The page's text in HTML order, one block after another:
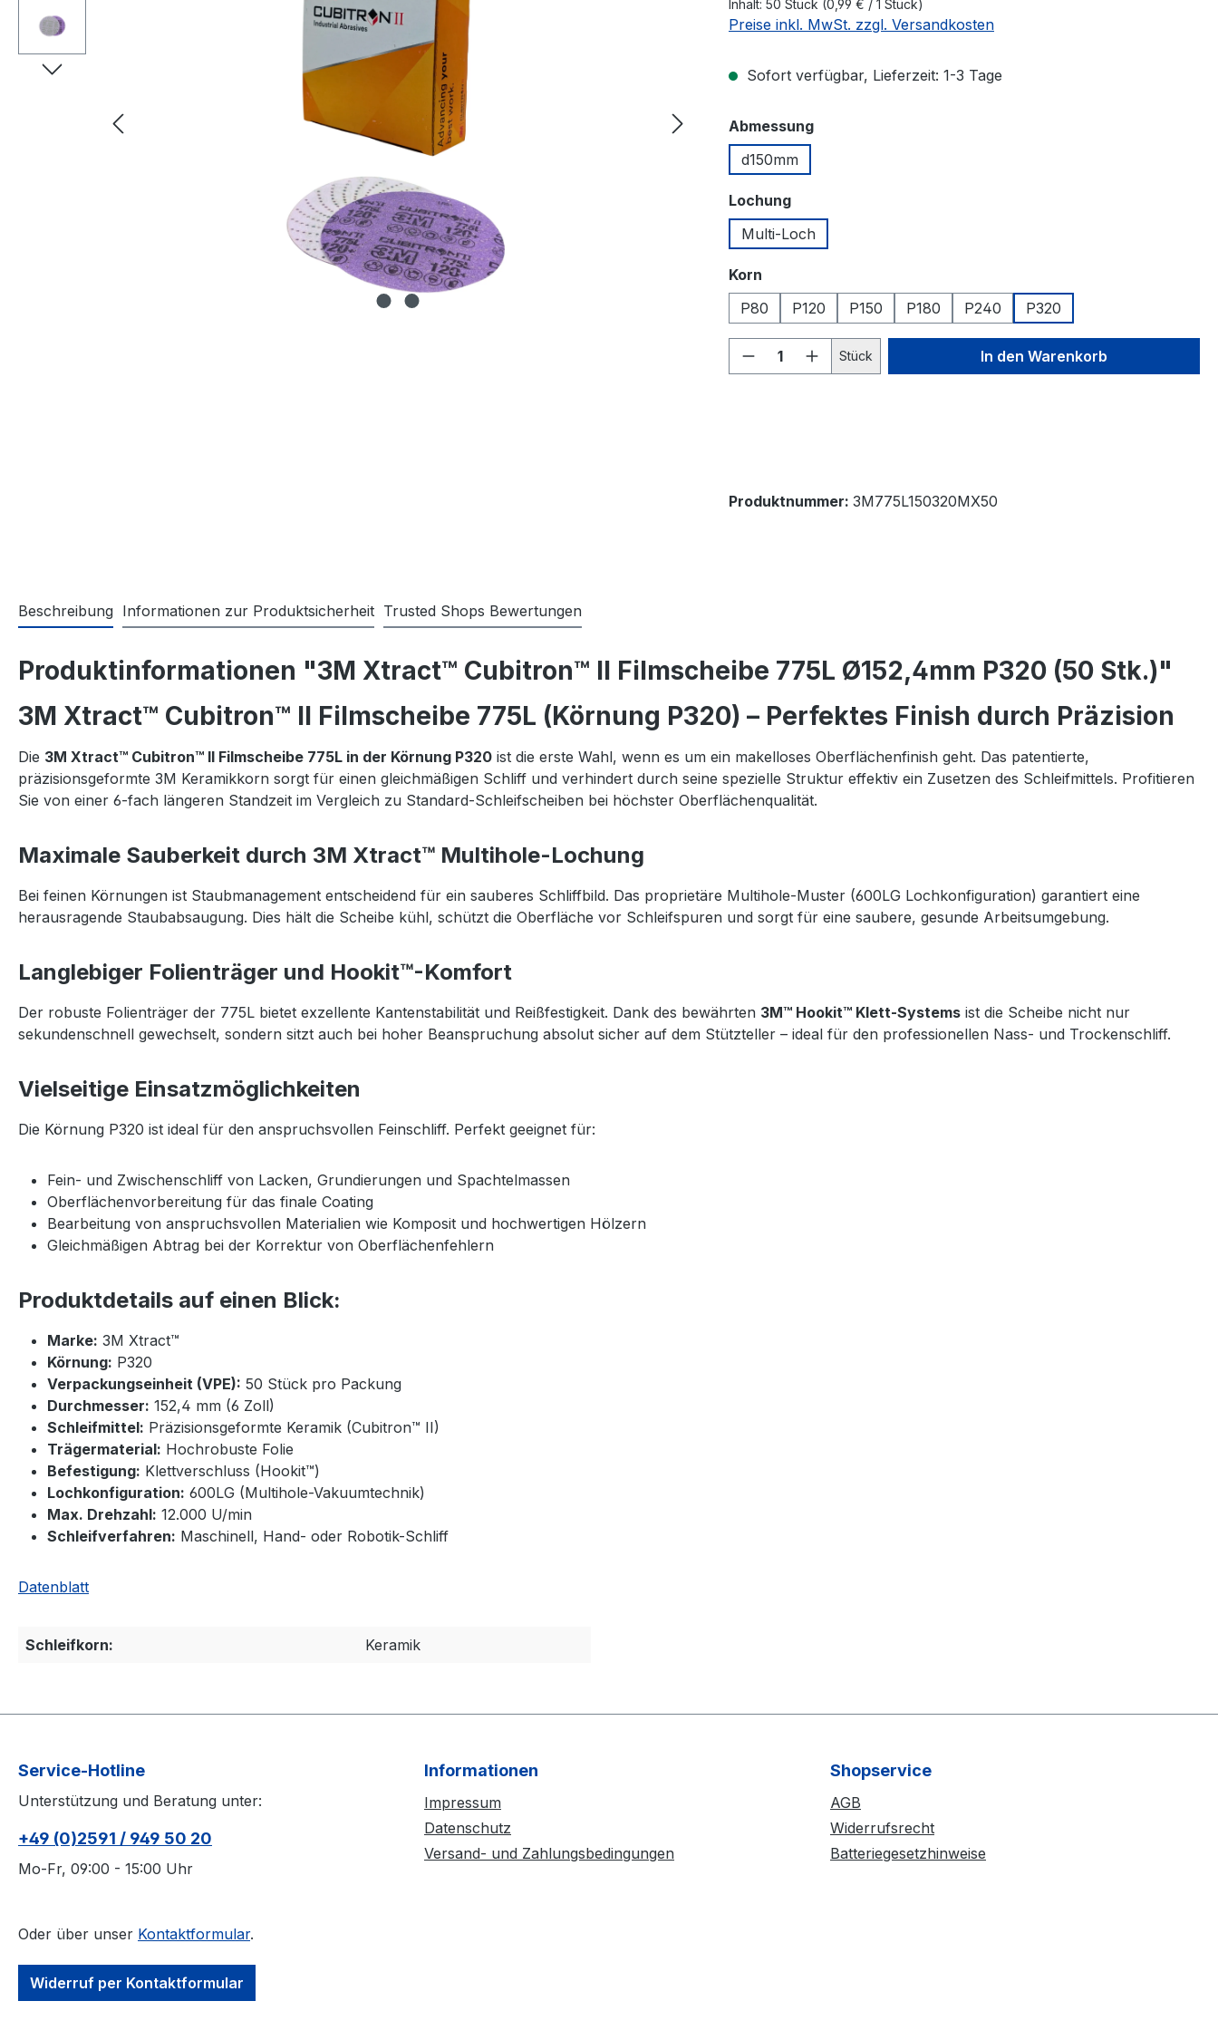
Inhalt: 50 Stück (0,99 € / 1 Stück)
Preise inkl. MwSt. zzgl. Versandkosten
Sofort verfügbar, Lieferzeit: 1-3 Tage
Abmessungauswählen
d150mm
Lochungauswählen
Multi-Loch
Korn
P80
P120 P150 P180 P240 P320
Produkt Anzahl: Gib den gewünschten Wert
Stück In den Warenkorb
Produktnummer: 3M775L150320MX50
Beschreibung Informationen zur Produktsicherheit Trusted Shops Bewertungen
Produktinformationen "3M Xtract™ Cubitron™ II Filmscheibe 775L Ø152,4mm P320 (50 Stk.)"
3M Xtract™ Cubitron™ II Filmscheibe 775L (Körnung P320) – Perfektes Finish durch Präzision
Die 3M Xtract™ Cubitron™ II Filmscheibe 775L in der Körnung P320 ist die erste Wahl, wenn es um ein makelloses Oberflächenfinish geht. Das patentierte,
präzisionsgeformte 3M Keramikkorn sorgt für einen gleichmäßigen Schliff und verhindert durch seine spezielle Struktur effektiv ein Zusetzen des Schleifmittels. Profitieren
Sie von einer 6-fach längeren Standzeit im Vergleich zu Standard-Schleifscheiben bei höchster Oberflächenqualität.
Maximale Sauberkeit durch 3M Xtract™ Multihole-Lochung
Bei feinen Körnungen ist Staubmanagement entscheidend für ein sauberes Schliffbild. Das proprietäre Multihole-Muster (600LG Lochkonfiguration) garantiert eine
herausragende Staubabsaugung. Dies hält die Scheibe kühl, schützt die Oberfläche vor Schleifspuren und sorgt für eine saubere, gesunde Arbeitsumgebung.
Langlebiger Folienträger und Hookit™-Komfort
Der robuste Folienträger der 775L bietet exzellente Kantenstabilität und Reißfestigkeit. Dank des bewährten 3M™ Hookit™ Klett-Systems ist die Scheibe nicht nur
sekundenschnell gewechselt, sondern sitzt auch bei hoher Beanspruchung absolut sicher auf dem Stützteller – ideal für den professionellen Nass- und Trockenschliff.
Vielseitige Einsatzmöglichkeiten
Die Körnung P320 ist ideal für den anspruchsvollen Feinschliff. Perfekt geeignet für:
Fein- und Zwischenschliff von Lacken, Grundierungen und Spachtelmassen
Oberflächenvorbereitung für das finale Coating
Bearbeitung von anspruchsvollen Materialien wie Komposit und hochwertigen Hölzern
Gleichmäßigen Abtrag bei der Korrektur von Oberflächenfehlern
Produktdetails auf einen Blick:
Marke: 3M Xtract™
Körnung: P320
Verpackungseinheit (VPE): 50 Stück pro Packung
Durchmesser: 152,4 mm (6 Zoll)
Schleifmittel: Präzisionsgeformte Keramik (Cubitron™ II)
Trägermaterial: Hochrobuste Folie
Befestigung: Klettverschluss (Hookit™)
Lochkonfiguration: 600LG (Multihole-Vakuumtechnik)
Max. Drehzahl: 12.000 U/min
Schleifverfahren: Maschinell, Hand- oder Robotik-Schliff
Datenblatt
Schleifkorn: Keramik
Service-Hotline
Unterstützung und Beratung unter:
+49 (0)2591 / 949 50 20
Mo-Fr, 09:00 - 15:00 Uhr
Oder über unser Kontaktformular.
Widerruf per Kontaktformular
Informationen
Impressum
Datenschutz
Versand- und Zahlungsbedingungen
Shopservice
AGB
Widerrufsrecht
Batteriegesetzhinweise